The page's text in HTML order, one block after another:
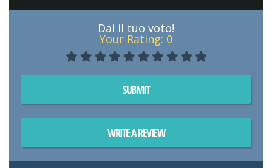
Dai il tuo voto!
Your Rating: 0
SUBMIT
WRITE A REVIEW